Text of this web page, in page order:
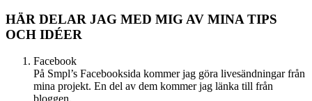
HÄR DELAR JAG MED MIG AV MINA TIPS
OCH IDÉER
Facebook
På Smpl’s Facebooksida kommer jag göra livesändningar från
mina projekt. En del av dem kommer jag länka till från